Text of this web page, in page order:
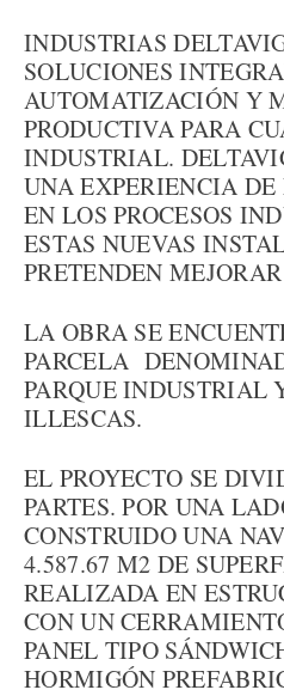
INDUSTRIAS
SOLUCIONES
AUTOMATIZACIÓN Y
PRODUCTIVA PARA
INDUSTRIAL.
UNA EXPERIENCIA
EN LOS PROCESOS
ESTAS NUEVAS
PRETENDEN
LA OBRA SE
PARCELA
PARQUE INDUSTRIAL
ILLESCAS.
EL PROYECTO SE
PARTES. POR UNA
CONSTRUIDO UNA
4.587.67 M2 DE
REALIZADA EN
CON UN
PANEL TIPO
HORMIGÓN